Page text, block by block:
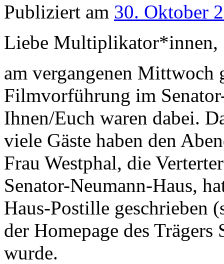
Publiziert am 30. Oktober
Liebe Multiplikator*innen,
am vergangenen Mittwoch
Filmvorführung im
Ihnen/Euch waren dabei.
viele Gäste haben den
Frau Westphal, die
Senator-Neumann-Haus,
Haus-Postille geschrieben
der Homepage des
wurde.